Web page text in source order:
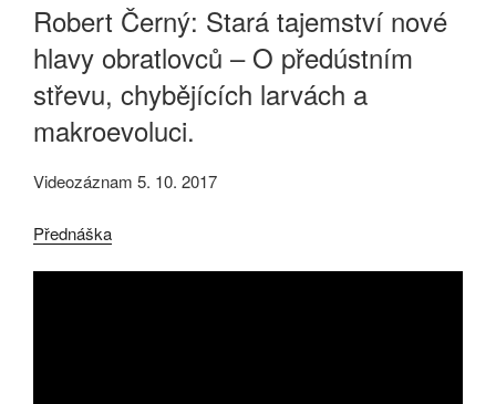
Robert Černý: Stará tajemství nové
hlavy obratlovců – O předústním
střevu, chybějících larvách a
makroevoluci.
Videozáznam 5. 10. 2017
Přednáška